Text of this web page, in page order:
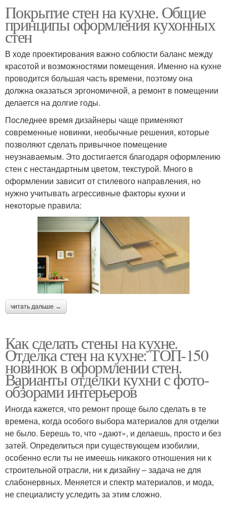
Покрытие стен на кухне. Общие
принципы оформления кухонных
стен
В ходе проектирования важно соблюсти баланс между
красотой и возможностями помещения. Именно на кухне
проводится большая часть времени, поэтому она
должна оказаться эргономичной, а ремонт в помещении
делается на долгие годы.
Последнее время дизайнеры чаще применяют
современные новинки, необычные решения, которые
позволяют сделать привычное помещение
неузнаваемым. Это достигается благодаря оформлению
стен с нестандартным цветом, текстурой. Много в
оформлении зависит от стилевого направления, но
нужно учитывать агрессивные факторы кухни и
некоторые правила:
читать дальше →
Как сделать стены на кухне.
Отделка стен на кухне: ТОП-150
новинок в оформлении стен.
Варианты отделки кухни с фото-
обзорами интерьеров
Иногда кажется, что ремонт проще было сделать в те
времена, когда особого выбора материалов для отделки
не было. Берешь то, что «дают», и делаешь, просто и без
затей. Определиться при существующем изобилии,
особенно если ты не имеешь никакого отношения ни к
строительной отрасли, ни к дизайну – задача не для
слабонервных. Меняется и спектр материалов, и мода,
не специалисту уследить за этим сложно.